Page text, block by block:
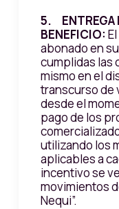
5. ENTREGA
BENEFICIO:
abonado en
cumplidas las
mismo en el
transcurso de
desde el
pago de los
utilizando los
aplicables a
incentivo se
movimientos
Nequi”.